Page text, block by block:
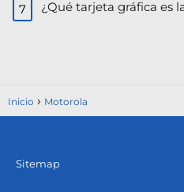
¿Qué tarjeta gráfica es
Inicio Motorola
Sitemap